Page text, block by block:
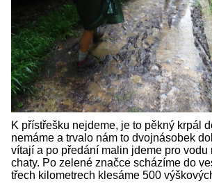
K přístřešku nejdeme, je to pěkný krpál
nemáme a trvalo nám to dvojnásobek
vítají a po předání malin jdeme pro vodu
chaty. Po zelené značce scházíme do
třech kilometrech klesáme 500